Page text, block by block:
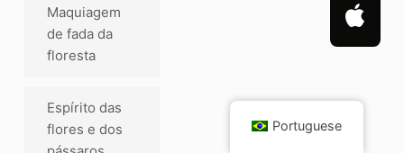
Maquiagem
de fada da
floresta
Espírito das
flores e dos
Portuguese